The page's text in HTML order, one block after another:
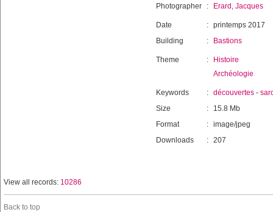
Photographer : Erard, Jacques
Date : printemps 2017
Building
: Bastions
Theme :
Histoire
Archéologie
Keywords : découvertes -
Size
:
15.8 Mb
Format
: image/jpeg
Downloads
: 207
View all records: 10286
Back to top